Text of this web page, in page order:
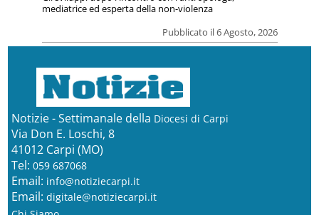
Pubblicato il 6 Agosto, 2026
mediatrice ed esperta della non-violenza
Notizie - Settimanale della Diocesi di Carpi
Via Don E. Loschi, 8
41012 Carpi (MO)
Tel: 059 687068
Email: info@notiziecarpi.it
Email: digitale@notiziecarpi.it